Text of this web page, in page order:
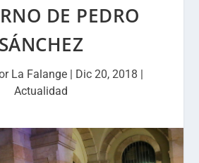
DE PEDRO
SÁNCHEZ
La Falange| Dic 20, 2018 |
Actualidad